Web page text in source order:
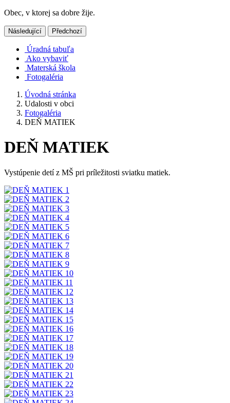
Obec, v ktorej sa dobre žije.
Následující Předchozí
Úradná tabuľa
Ako vybaviť
Materská škola
Fotogaléria
Úvodná stránka
Udalosti v obci
Fotogaléria
DEŇ MATIEK
DEŇ MATIEK
Vystúpenie detí z MŠ pri príležitosti sviatku matiek.